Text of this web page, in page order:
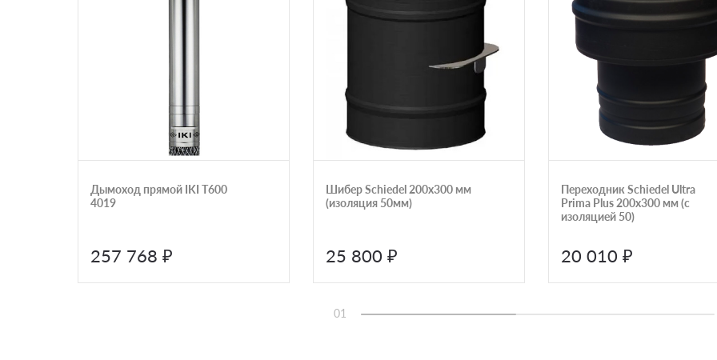
Дымоход прямой IKI T600
4019
257 768 ₽
Шибер Schiedel 200х300 мм
(изоляция 50мм)
25 800 ₽
Переходник Schiedel Ultra
Prima Plus 200х300 мм (с
изоляцией 50)
20 010 ₽
01